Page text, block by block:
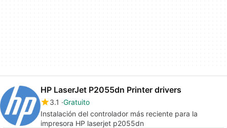
HP LaserJet P2055dn Printer drivers
3.1 Gratuito
Instalación del controlador más reciente para la
impresora HP laserjet p2055dn